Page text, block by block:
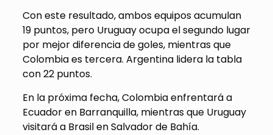
Con este resultado, ambos equipos acumulan
19 puntos, pero Uruguay ocupa el segundo lugar
por mejor diferencia de goles, mientras que
Colombia es tercera. Argentina lidera la tabla
con 22 puntos.
En la próxima fecha, Colombia enfrentará a
Ecuador en Barranquilla, mientras que Uruguay
visitará a Brasil en Salvador de Bahía.